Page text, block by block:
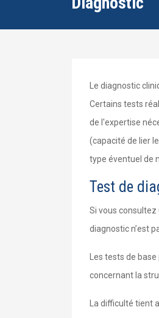
Le diagnostic
Certains tests
de l'expertise
(capacité de lier
type éventuel de
Test de
Si vous consultez
diagnostic n’est
Les tests de
concernant la
La difficulté tient